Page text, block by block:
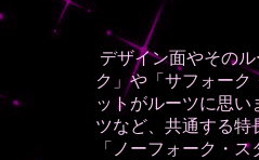
デザイン面やその
ク」や「サフォー
ットがルーツに思
ツなど、共通する特
「ノーフォーク・